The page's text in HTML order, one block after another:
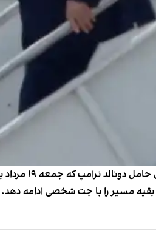
بقیه مسیر را با جت شخصی ادامه دهد.